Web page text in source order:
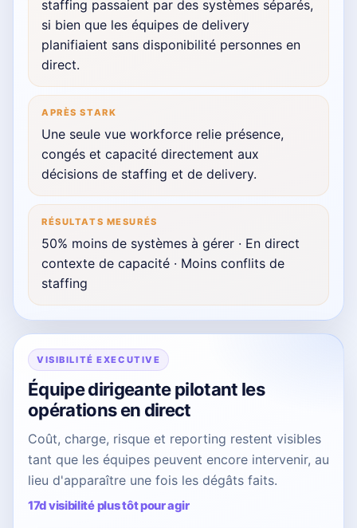
staffing passaient par des systèmes séparés,
si bien que les équipes de delivery
planifiaient sans disponibilité personnes en
direct.
APRÈS STARK
Une seule vue workforce relie présence,
congés et capacité directement aux
décisions de staffing et de delivery.
RÉSULTATS MESURÉS
50% moins de systèmes à gérer · En direct
contexte de capacité · Moins conflits de
staffing
VISIBILITÉ EXECUTIVE
Équipe dirigeante pilotant les
opérations en direct
Coût, charge, risque et reporting restent visibles
tant que les équipes peuvent encore intervenir, au
lieu d'apparaître une fois les dégâts faits.
17d visibilité plus tôt pour agir